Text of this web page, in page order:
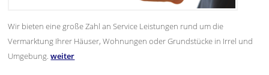
Wir bieten eine große Zahl an Service Leistungen rund um die
Vermarktung Ihrer Häuser, Wohnungen oder Grundstücke in Irrel und
Umgebung.weiter